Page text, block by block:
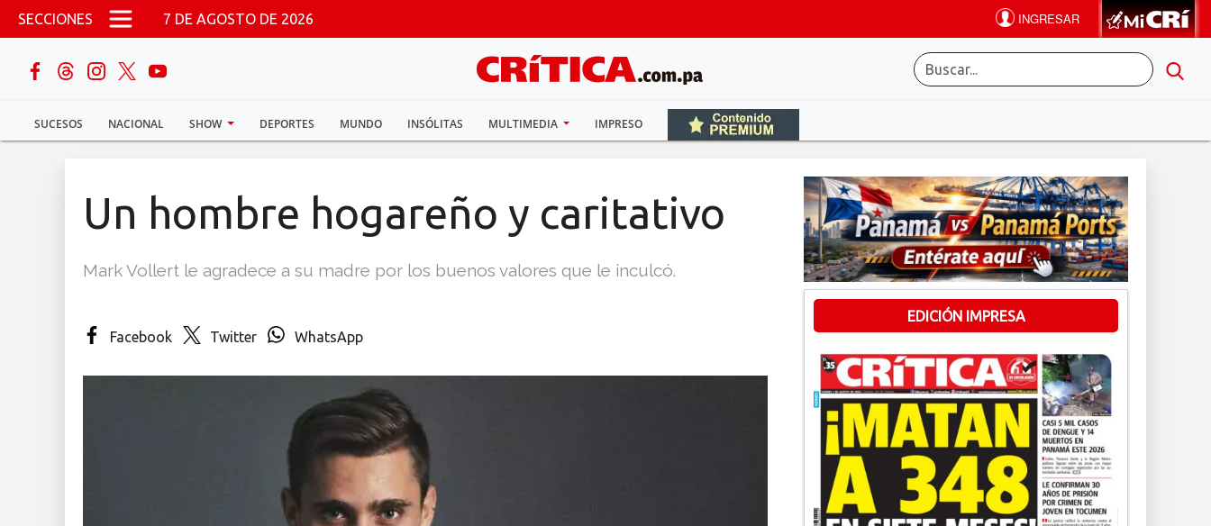
Pasar al contenido principal
SECCIONES 7 DE AGOSTO DE 2026
SUCESOS NACIONAL SHOW DEPORTES MUNDO INSÓLITAS MULTIMEDIA IMPRESO
buscar
Sucesos
Un hombre hogareño y caritativo
Mark Vollert le agradece a su madre por los buenos valores que le inculcó.
Facebook Twitter WhatsApp
EDICIÓN IMPRESA